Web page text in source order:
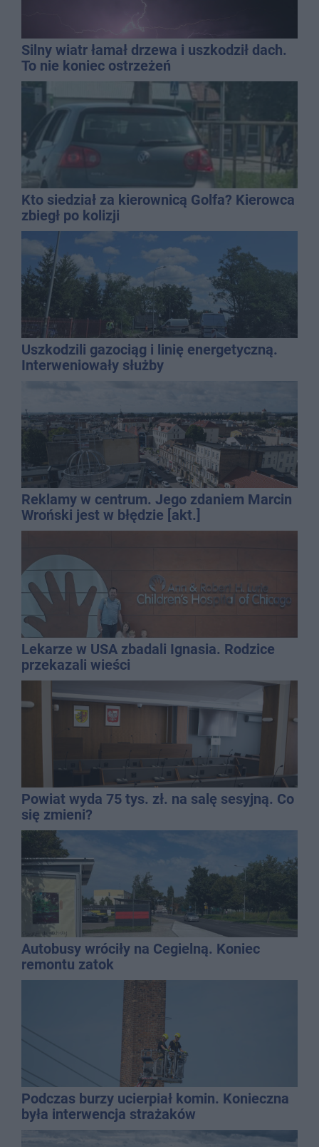
Silny wiatr łamał drzewa i uszkodził dach.
To nie koniec ostrzeżeń
Kto siedział za kierownicą Golfa? Kierowca
zbiegł po kolizji
Uszkodzili gazociąg i linię energetyczną.
Interweniowały służby
Reklamy w centrum. Jego zdaniem Marcin
Wroński jest w błędzie [akt.]
Lekarze w USA zbadali Ignasia. Rodzice
przekazali wieści
Powiat wyda 75 tys. zł. na salę sesyjną. Co
się zmieni?
Autobusy wróciły na Cegielną. Koniec
remontu zatok
Podczas burzy ucierpiał komin. Konieczna
była interwencja strażaków